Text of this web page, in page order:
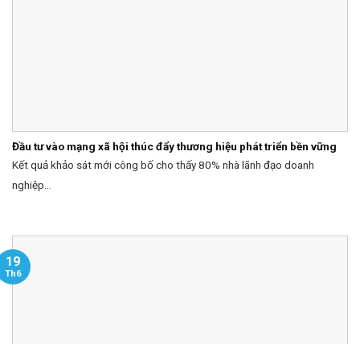
Đầu tư vào mạng xã hội thúc đẩy thương hiệu phát triển bền vững
Kết quả khảo sát mới công bố cho thấy 80% nhà lãnh đạo doanh
nghiệp...
19
Th6